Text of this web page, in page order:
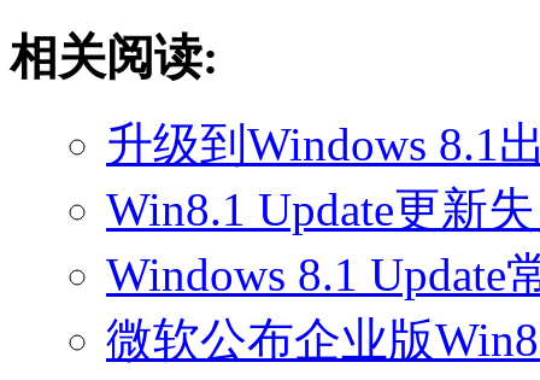
相关阅读:
升级到Windows 8.1
Win8.1 Update更新
Windows 8.1 Update
微软公布企业版